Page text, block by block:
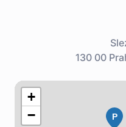
130 00
P
+
−